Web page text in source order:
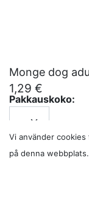
Monge dog
1,29 €
Pakkauskoko:
ADD
Vi använder
på denna webbplats.